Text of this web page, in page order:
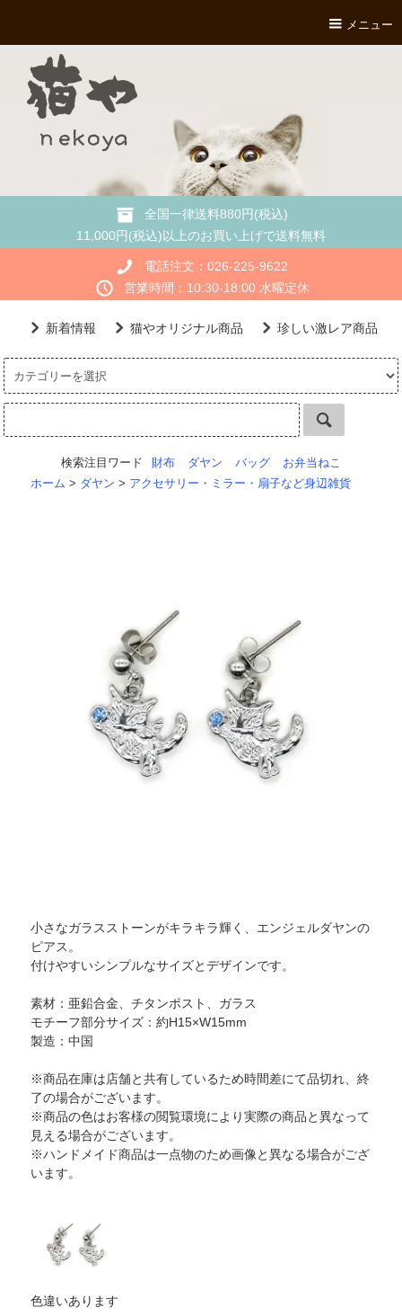
メニュー
全国一律送料880円(税込)
11,000円(税込)以上のお買い上げで送料無料
電話注文：026-225-9622
営業時間：10:30-18:00 水曜定休
新着情報 猫やオリジナル商品 珍しい激レア商品
検索注目ワード 財布 ダヤン バッグ
お弁当ねこ
ホーム > ダヤン > アクセサリー・ミラー・扇子など身辺雑貨
小さなガラスストーンがキラキラ輝く、エンジェルダヤンの
ピアス。
付けやすいシンプルなサイズとデザインです。
素材：亜鉛合金、チタンポスト、ガラス
モチーフ部分サイズ：約H15×W15mm
製造：中国
※商品在庫は店舗と共有しているため時間差にて品切れ、終
了の場合がございます。
※商品の色はお客様の閲覧環境により実際の商品と異なって
見える場合がございます。
※ハンドメイド商品は一点物のため画像と異なる場合がござ
います。
色違いあります